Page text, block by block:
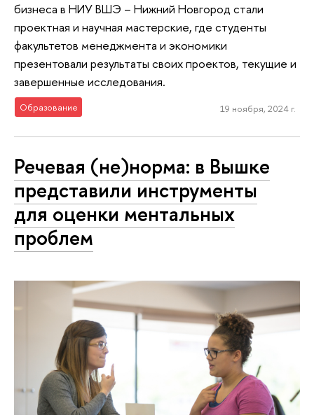
бизнеса в НИУ ВШЭ – Нижний Новгород стали
проектная и научная мастерские, где студенты
факультетов менеджмента и экономики
презентовали результаты своих проектов, текущие и
завершенные исследования.
Образование 19 ноября, 2024 г.
Речевая (не)норма: в Вышке
представили инструменты
для оценки ментальных
проблем